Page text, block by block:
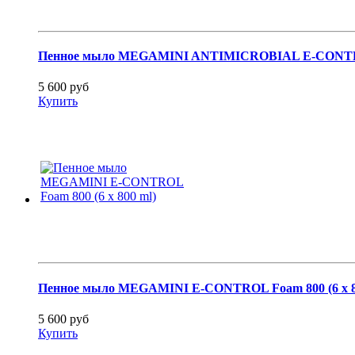
Пенное мыло MEGAMINI ANTIMICROBIAL E-
5 600 руб
Купить
Пенное мыло MEGAMINI E-CONTROL Foam 800 (6 x
5 600 руб
Купить